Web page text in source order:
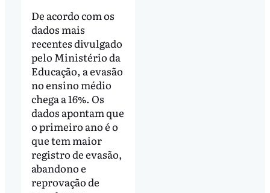
De acordo com os
dados mais
recentes divulgado
pelo Ministério da
Educação, a evasão
no ensino médio
chega a 16%. Os
dados apontam que
o primeiro ano é o
que tem maior
registro de evasão,
abandono e
reprovação de